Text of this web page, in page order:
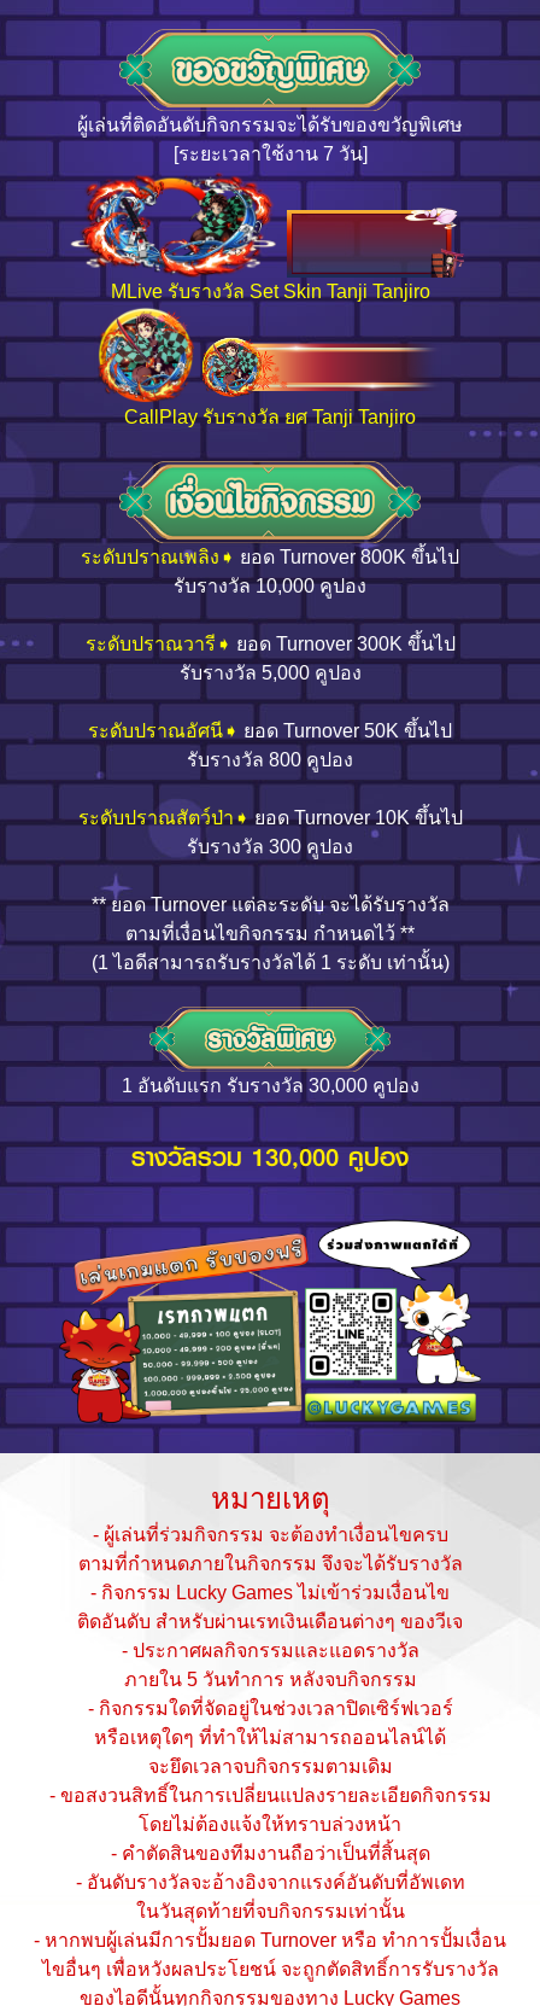
ผู้เล่นที่ติดอันดับกิจกรรมจะได้รับของขวัญพิเศษ
[ระยะเวลาใช้งาน 7 วัน]
MLive รับรางวัล Set Skin Tanji Tanjiro
CallPlay รับรางวัล ยศ Tanji Tanjiro
ระดับปราณเพลิง➧ ยอด Turnover 800K ขึ้นไป
รับรางวัล 10,000 คูปอง
ระดับปราณวารี➧ ยอด Turnover 300K ขึ้นไป
รับรางวัล 5,000 คูปอง
ระดับปราณอัศนี➧ ยอด Turnover 50K ขึ้นไป
รับรางวัล 800 คูปอง
ระดับปราณสัตว์ป่า➧ยอด Turnover 10K ขึ้นไป
รับรางวัล 300 คูปอง
** ยอด Turnover แต่ละระดับ จะได้รับรางวัล
ตามที่เงื่อนไขกิจกรรม กำหนดไว้ **
(1 ไอดีสามารถรับรางวัลได้ 1 ระดับ เท่านั้น)
1 อันดับแรก รับรางวัล 30,000 คูปอง
รางวัลรวม 130,000 คูปอง
หมายเหตุ
- ผู้เล่นที่ร่วมกิจกรรม จะต้องทำเงื่อนไขครบ
ตามที่กำหนดภายในกิจกรรม จึงจะได้รับรางวัล
- กิจกรรม Lucky Games ไม่เข้าร่วมเงื่อนไข
ติดอันดับ สำหรับผ่านเรทเงินเดือนต่างๆ ของวีเจ
- ประกาศผลกิจกรรมและแอดรางวัล
ภายใน 5 วันทำการ หลังจบกิจกรรม
- กิจกรรมใดที่จัดอยู่ในช่วงเวลาปิดเซิร์ฟเวอร์
หรือเหตุใดๆ ที่ทำให้ไม่สามารถออนไลน์ได้
จะยึดเวลาจบกิจกรรมตามเดิม
- ขอสงวนสิทธิ์ในการเปลี่ยนแปลงรายละเอียดกิจกรรม
โดยไม่ต้องแจ้งให้ทราบล่วงหน้า
- คำตัดสินของทีมงานถือว่าเป็นที่สิ้นสุด
- อันดับรางวัลจะอ้างอิงจากแรงค์อันดับที่อัพเดท
ในวันสุดท้ายที่จบกิจกรรมเท่านั้น
- หากพบผู้เล่นมีการปั้มยอด Turnover หรือ ทำการปั้มเงื่อน
ไขอื่นๆ เพื่อหวังผลประโยชน์ จะถูกตัดสิทธิ์การรับรางวัล
ของไอดีนั้นทุกกิจกรรมของทาง Lucky Games